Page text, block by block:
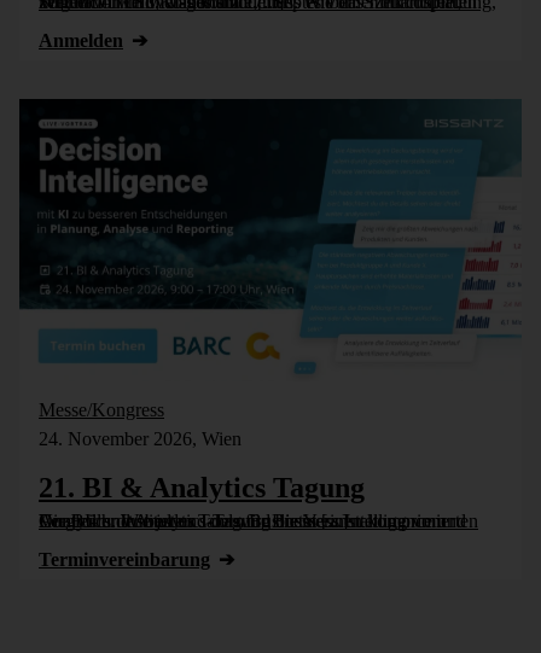
Anmelden
Messe/Kongress
24. November 2026, Wien
21. BI & Analytics Tagung
Die BI- und Analytics-Tagung bietet einen komprimierten Vergleich der besten Tools für Business Intelligence und Analytics. Wie jedes Jahr wird die Veranstaltung vom Controller Institut und dem Business [...]
Termin­vereinbarung